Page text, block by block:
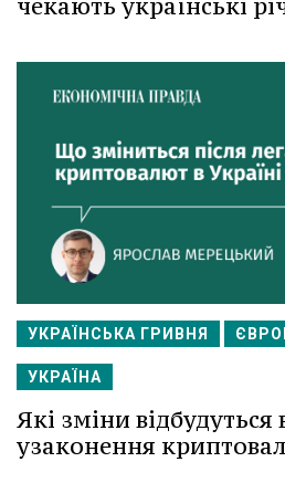
УКРАЇНСЬКА ГРИВНЯ
УКРАЇНА
Які зміни відбудуться
узаконення